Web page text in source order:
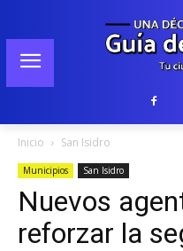
Inicio San Isidro
Municipios San Isidro
Nuevos
reforzar la